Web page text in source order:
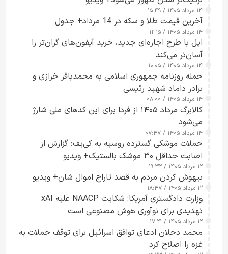
۱۴ مرداد ۱۴۰۵ / ۱۵:۴۹
آخرین قیمت طلا و سکه در 14 مرداد+ جدول
۱۴ مرداد ۱۴۰۵ / ۱۲:۱۵
اپل با طرح اجاره‌ای جدید، خرید آیفون‌های گران‌تر را
آسان‌تر می‌کند
۱۴ مرداد ۱۴۰۵ / ۱۰:۰۵
حمله روزنامه جمهوری اسلامی به محمدباقر خرازی و
برادر داماد شهید رئیسی
۱۴ مرداد ۱۴۰۵ / ۰۸:۰۰
کالابرگ مرداد ۱۴۰۵ از فردا برای این کدهای ملی شارژ
می‌شود
۱۴ مرداد ۱۴۰۵ / ۰۷:۴۷
حملات موشکی گسترده روسیه به کی‌یف؛ گزارش از
اصابت حداقل ۳۰ موشک بالستیک+ ویدیو
۱۲ مرداد ۱۴۰۵ / ۱۹:۳۲
بیهوش کردن مردم به قصد تاراج اموال شان+ ویدیو
۱۲ مرداد ۱۴۰۵ / ۱۸:۴۷
وزارت دادگستری آمریکا: شکایت NAACP علیه xAI
تهدیدی برای نوآوری هوش مصنوعی است
۱۲ مرداد ۱۴۰۵ / ۱۷:۲۱
محمد دحلان ادعای توافق اسرائیل برای توقف حملات به
غزه را اصلاح کرد